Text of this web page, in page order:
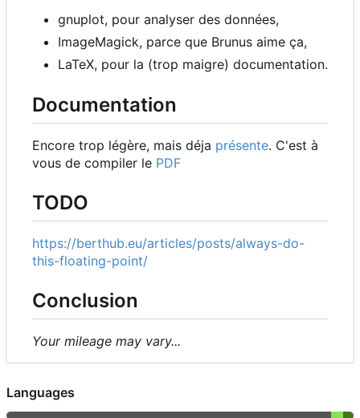
gnuplot, pour analyser des données,
ImageMagick, parce que Brunus aime ça,
LaTeX, pour la (trop maigre) documentation.
Documentation
Encore trop légère, mais déja présente. C'est à
vous de compiler le PDF
TODO
https://berthub.eu/articles/posts/always-do-
this-floating-point/
Conclusion
Your mileage may vary...
Languages